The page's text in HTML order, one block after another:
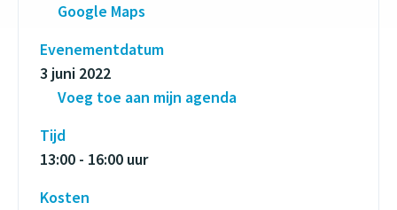
Google Maps
Evenementdatum
3 juni 2022
Voeg toe aan mijn agenda
Tijd
13:00 - 16:00 uur
Kosten